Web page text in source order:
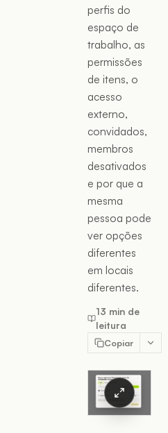
perfis do
espaço de
trabalho, as
permissões
de itens, o
acesso
externo,
convidados,
membros
desativados
e por que a
mesma
pessoa pode
ver opções
diferentes
em locais
diferentes.
13 min de
leitura
Copiar